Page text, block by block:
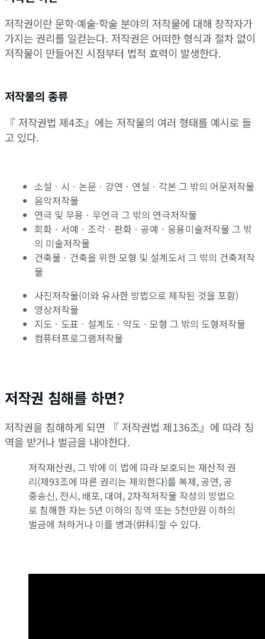
저작권이란 문학·예술·학술 분야의 저작물에 대해 창작자가
가지는 권리를 일컫는다. 저작권은 어떠한 형식과 절차 없이
저작물이 만들어진 시점부터 법적 효력이 발생한다.
저작물의 종류
『 저작권법 제4조』에는 저작물의 여러 형태를 예시로 들
고 있다.
소설ㆍ시ㆍ논문ㆍ강연ㆍ연설ㆍ각본 그 밖의 어문저작물
음악저작물
연극 및 무용ㆍ무언극 그 밖의 연극저작물
회화ㆍ서예ㆍ조각ㆍ판화ㆍ공예ㆍ응용미술저작물 그 밖
의 미술저작물
건축물ㆍ건축을 위한 모형 및 설계도서 그 밖의 건축저작
물
사진저작물(이와 유사한 방법으로 제작된 것을 포함)
영상저작물
지도ㆍ도표ㆍ설계도ㆍ약도ㆍ모형 그 밖의 도형저작물
컴퓨터프로그램저작물
저작권 침해를 하면?
저작권을 침해하게 되면 『 저작권법 제136조』에 따라 징
역을 받거나 벌금을 내야한다.
저작재산권, 그 밖에 이 법에 따라 보호되는 재산적 권
리(제93조에 따른 권리는 제외한다)를 복제, 공연, 공
중송신, 전시, 배포, 대여, 2차적저작물 작성의 방법으
로 침해한 자는 5년 이하의 징역 또는 5천만원 이하의
벌금에 처하거나 이를 병과(倂科)할 수 있다.